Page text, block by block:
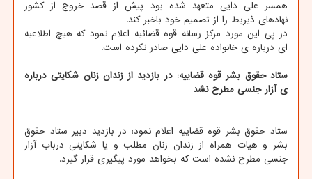
همسر علی دایی متعهد شده بود پیش از قصد خروج از کشور
نهادهای ذیربط را از تصمیم خود باخبر کند.
در پی این مورد مرکز رسانه قوه قضائیه اعلام نمود که هیچ اطلاعیه
ای درباره ی خانواده علی دایی صادر نکرده است.
ستاد حقوق بشر قوه قضاییه: در بازدید از زندان زنان شکایتی درباره
ی آزار جنسی مطرح نشد
ستاد حقوق بشر قوه قضاییه اعلام نمود: در بازدید دبیر ستاد حقوق
بشر و هیات همراه از زندان زنان مطلب و یا شکایتی درباب آزار
جنسی مطرح نشده است که بخواهد مورد پیگیری قرار گیرد.